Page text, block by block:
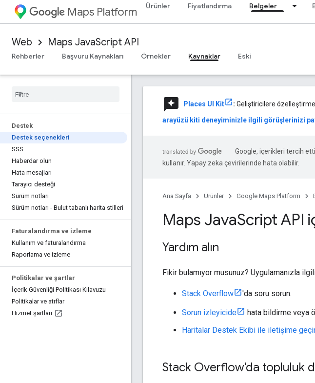
Maps Platform Ürünler Fiyatlandırma Belgeler
Web Maps JavaScript API
Rehberler
Başvuru Kaynakları Örnekler Kaynaklar Eski
Destek
Destek seçenekleri
SSS
Haberdar olun
Hata mesajları
Tarayıcı desteği
Sürüm notları
Sürüm notları - Bulut tabanlı harita stilleri
Faturalandırma ve izleme
Kullanım ve faturalandırma
Raporlama ve izleme
Politikalar ve şartlar
İçerik Güvenliği Politikası Kılavuzu
Politikalar ve atıflar
Hizmet şartları
reviews Places UI Kit : Geliştiricilere özelleştirme
arayüzü kiti deneyiminizle ilgili görüşlerinizi
Google, içerikleri tercih
kullanır. Yapay zeka çevirilerinde hata olabilir.
Ana Sayfa Ürünler Google Maps Platform
Maps JavaScript API
Yardım alın
Fikir bulamıyor musunuz? Uygulamanızla
Stack Overflow 'da soru sorun.
Sorun izleyicide
hata bildirme veya
Haritalar Destek Ekibi ile iletişime
Stack Overflow'da topluluk